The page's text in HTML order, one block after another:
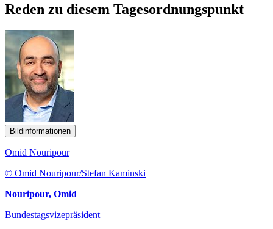
Reden zu diesem Tagesordnungspunkt
Bildinformationen
Omid Nouripour
© Omid Nouripour/Stefan Kaminski
Nouripour, Omid
Bundestagsvizepräsident